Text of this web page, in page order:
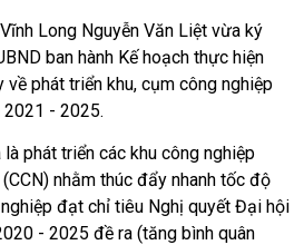
Long Nguyễn Văn Liệt vừa ký
ban hành Kế hoạch thực hiện
về phát triển khu, cụm công nghiệp
- 2025.
phát triển các khu công nghiệp
nhằm thúc đẩy nhanh tốc độ
đạt chỉ tiêu Nghị quyết Đại hội
- 2025 đề ra (tăng bình quân